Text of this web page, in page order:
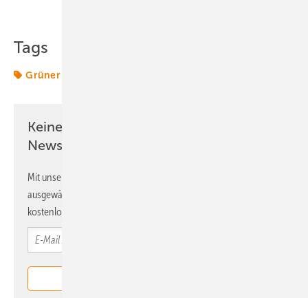
Tags
Grüner Wasserstoff
Keine Zeit? Kein Problem mit dem ERE
Newsletter!
Mit unserem Newsletter erhalten Sie regelmäßig von uns
ausgewählte Informationen und Neuigkeiten, gebündelt und
kostenlos direkt ins Postfach.